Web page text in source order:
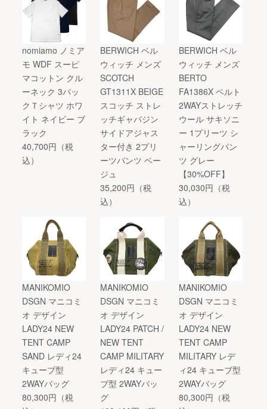
nomiamo ノミア
モ WDF スーピ
マコットン クル
ーネック 3パッ
クＴシャツ ホワ
イト ネイビー ブ
ラック
40,700円（税
込）
BERWICH ベル
ウィッチ メンズ
SCOTCH
GT1311X BEIGE
スコッチ ストレ
ッチギャバジン
サイドアジャス
ター付き 2プリ
ーツパンツ ベー
ジュ
35,200円（税
込）
BERWICH ベル
ウィッチ メンズ
BERTO
FA1386X ベルト
2WAYストレッチ
ウール サキソニ
ー 1プリーツ シ
ャーリングパン
ツ グレー
【30%OFF】
30,030円（税
込）
MANIKOMIO
DSGN マニコミ
オ デザイン
LADY24 NEW
TENT CAMP
SAND レディ24
キューブ型
2WAYバッグ
80,300円（税
MANIKOMIO
DSGN マニコミ
オ デザイン
LADY24 PATCH /
NEW TENT
CAMP MILITARY
レディ24 キュー
ブ型 2WAYバッ
グ
MANIKOMIO
DSGN マニコミ
オ デザイン
LADY24 NEW
TENT CAMP
MILITARY レデ
ィ24 キューブ型
2WAYバッグ
80,300円（税